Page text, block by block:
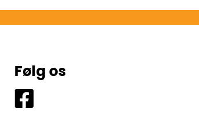
Følg os